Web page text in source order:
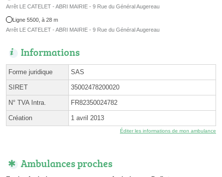
Arrêt LE CATELET - ABRI MAIRIE - 9 Rue du Général Augereau
Ligne 5500, à 28 m
Arrêt LE CATELET - ABRI MAIRIE - 9 Rue du Général Augereau
Informations
Forme juridique SAS
SIRET 35002478200020
N° TVA Intra. FR82350024782
Création 1 avril 2013
Éditer les informations de mon ambulance
Ambulances proches